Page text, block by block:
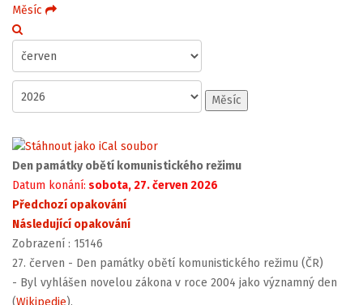
Měsíc
Měsíc
Den památky obětí komunistického režimu
Datum konání: sobota, 27. červen 2026
Předchozí opakování
Následující opakování
Zobrazení : 15146
27. červen - Den památky obětí komunistického režimu (ČR)
- Byl vyhlášen novelou zákona v roce 2004 jako významný den